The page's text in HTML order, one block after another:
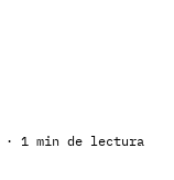
· 1 min de lectura